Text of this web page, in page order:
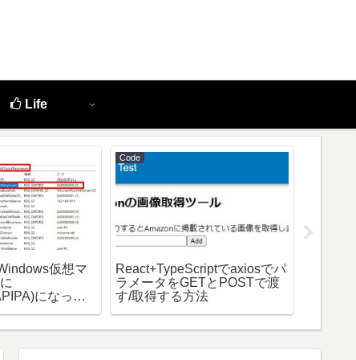
Life
仮想マ
になって
Code
React+TypeScriptでaxiosでパ
ラメータをGETとPOSTで渡
す/取得する方法